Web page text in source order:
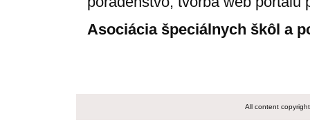
Asociácia špeciálnych škôl a
All content